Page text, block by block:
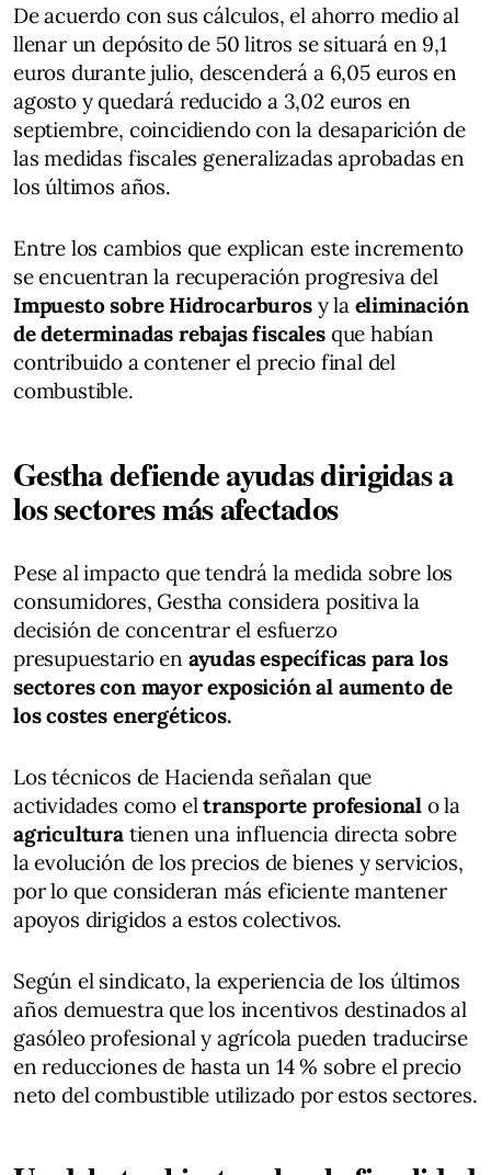
De acuerdo con sus cálculos, el ahorro medio al
llenar un depósito de 50 litros se situará en 9,1
euros durante julio, descenderá a 6,05 euros en
agosto y quedará reducido a 3,02 euros en
septiembre, coincidiendo con la desaparición de
las medidas fiscales generalizadas aprobadas en
los últimos años.
Entre los cambios que explican este incremento
se encuentran la recuperación progresiva del
Impuesto sobre Hidrocarburos y la eliminación
de determinadas rebajas fiscalesque habían
contribuido a contener el precio final del
combustible.
Gestha defiende ayudas dirigidas a
los sectores más afectados
Pese al impacto que tendrá la medida sobre los
consumidores, Gestha considera positiva la
decisión de concentrar el esfuerzo
presupuestario en ayudas específicas para los
sectores con mayor exposición al aumento de
los costes energéticos.
Los técnicos de Hacienda señalan que
actividades como eltransporte profesional o la
agriculturatienen una influencia directa sobre
la evolución de los precios de bienes y servicios,
por lo que consideran más eficiente mantener
apoyos dirigidos a estos colectivos.
Según el sindicato, la experiencia de los últimos
años demuestra que los incentivos destinados al
gasóleo profesional y agrícola pueden traducirse
en reducciones de hasta un 14 % sobre el precio
neto del combustible utilizado por estos sectores.